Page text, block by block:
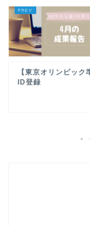
【東京オリンピッ
ID登録